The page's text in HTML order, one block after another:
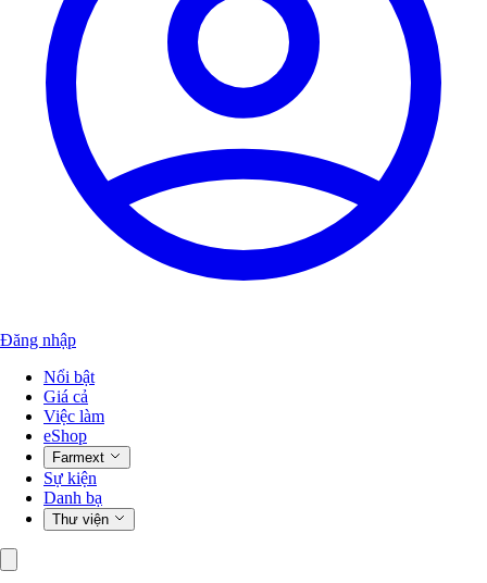
Đăng nhập
Nổi bật
Giá cả
Việc làm
eShop
Farmext
Sự kiện
Danh bạ
Thư viện